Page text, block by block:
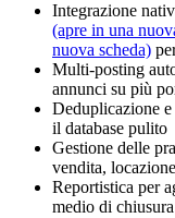
Integrazione
(apre in una
nuova scheda)
Multi-posting
annunci su più
Deduplicazione
il database pulito
Gestione delle
vendita,
Reportistica per
medio di